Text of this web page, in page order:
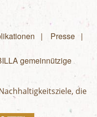
Presse
gemeinnützige
die